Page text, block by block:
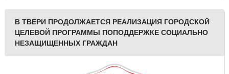
В ТВЕРИ ПРОДОЛЖАЕТСЯ РЕАЛИЗАЦИЯ ГОРОДСКОЙ
ЦЕЛЕВОЙ ПРОГРАММЫ ПОПОДДЕРЖКЕ СОЦИАЛЬНО
НЕЗАЩИЩЕННЫХ ГРАЖДАН